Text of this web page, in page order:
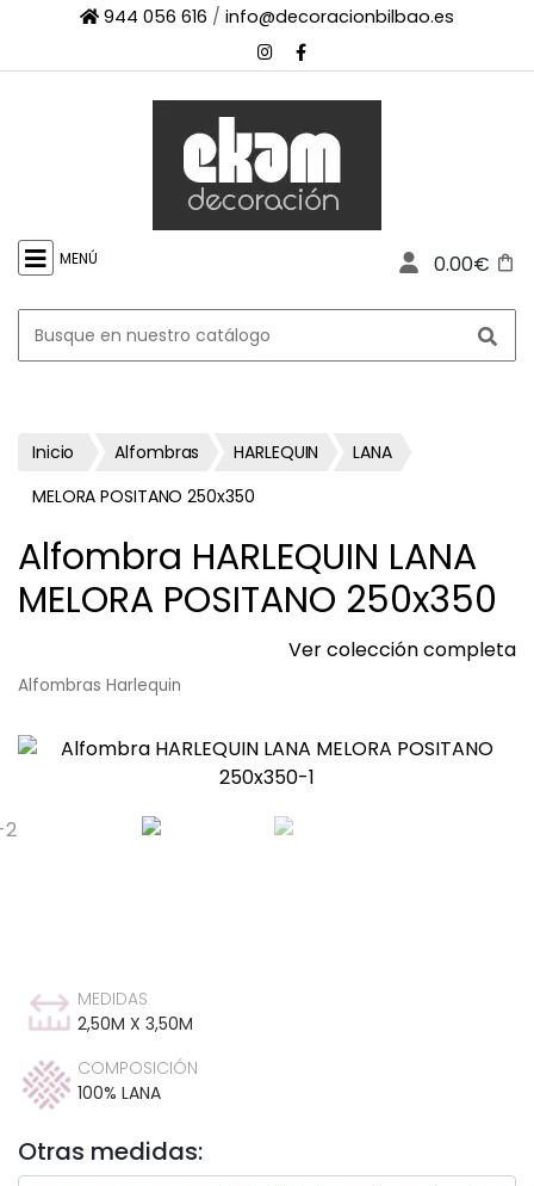
944 056 616 / info@decoracionbilbao.es
MENÚ 0.00€
INICIO
SHOWROOM
ESPACIO
PROYECTOS
Inicio Alfombras HARLEQUIN
LANA
MELORA POSITANO 250x350
Alfombra HARLEQUIN LANA
MELORA POSITANO 250x350
Ver colección completa
Alfombras Harlequin
MEDIDAS
2,50M X 3,50M
COMPOSICIÓN
100% LANA
Otras medidas: